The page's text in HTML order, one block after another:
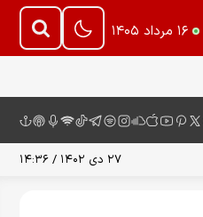
۱۶ مرداد ۱۴۰۵
۲۷ دی ۱۴۰۲ / ۱۴:۳۶